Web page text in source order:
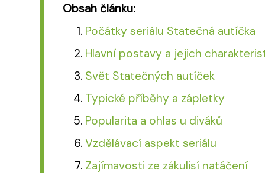
Obsah článku:
Počátky seriálu Statečná autíčka
Hlavní postavy a jejich
Svět Statečných autíček
Typické příběhy a zápletky
Popularita a ohlas u diváků
Vzdělávací aspekt seriálu
Zajímavosti ze zákulisí natáčení